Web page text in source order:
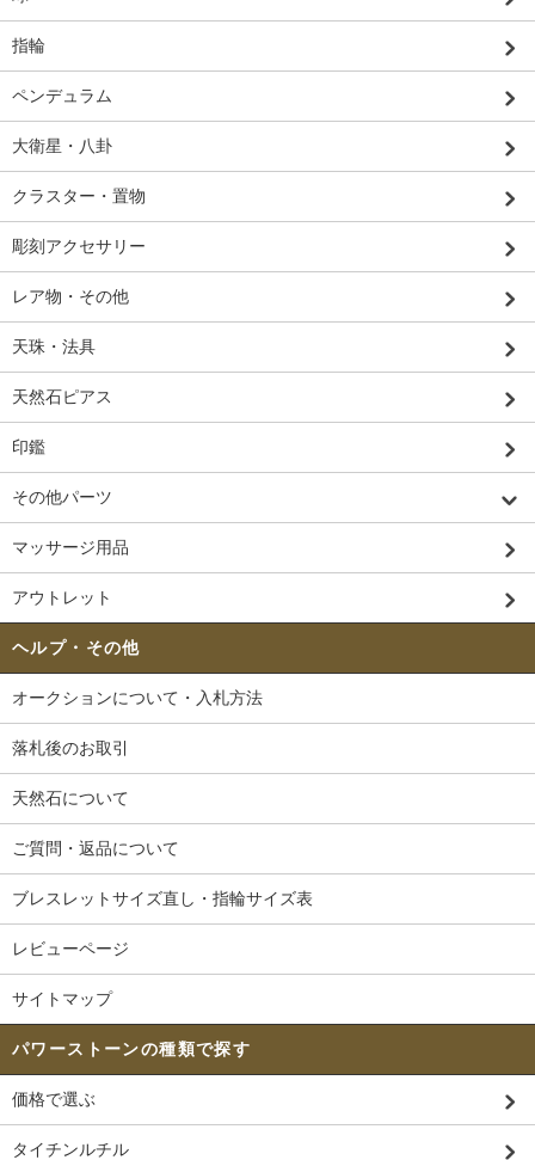
指輪
ペンデュラム
大衛星・八卦
クラスター・置物
彫刻アクセサリー
レア物・その他
天珠・法具
天然石ピアス
印鑑
その他パーツ
マッサージ用品
アウトレット
ヘルプ・その他
オークションについて・入札方法
落札後のお取引
天然石について
ご質問・返品について
ブレスレットサイズ直し・指輪サイズ表
レビューページ
サイトマップ
パワーストーンの種類で探す
価格で選ぶ
タイチンルチル